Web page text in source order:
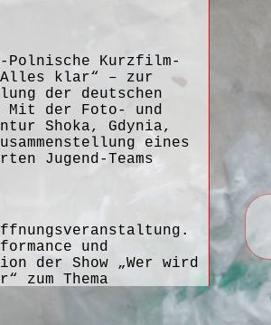
Polnische Kurzfilm-
klar“ – zur
der deutschen
Mit der Foto- und
Shoka, Gdynia,
eines
Jugend-Teams
und
der Show „Wer wird
zum Thema